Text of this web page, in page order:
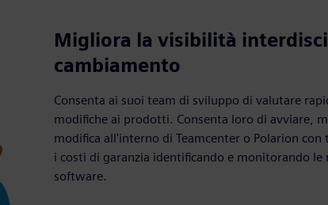
Migliora la visibilità
cambiamento
Consenta ai suoi team di sviluppo di valutare
modifiche ai prodotti. Consenta loro di avviare,
modifica all'interno di Teamcenter o Polarion
i costi di garanzia identificando e monitorando le
software.